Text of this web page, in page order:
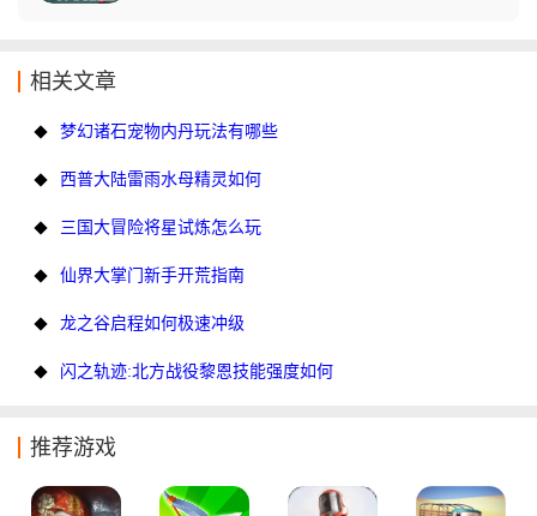
相关文章
梦幻诸石宠物内丹玩法有哪些
西普大陆雷雨水母精灵如何
三国大冒险将星试炼怎么玩
仙界大掌门新手开荒指南
龙之谷启程如何极速冲级
闪之轨迹:北方战役黎恩技能强度如何
推荐游戏